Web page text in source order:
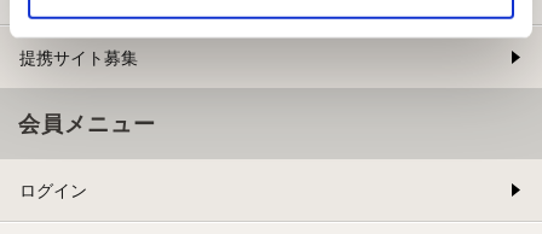
提携サイト募集
会員メニュー
ログイン